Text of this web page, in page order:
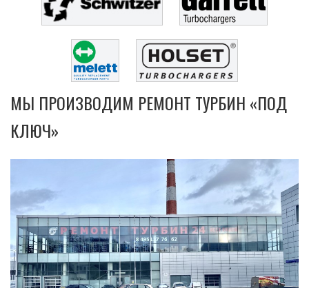
МЫ ПРОИЗВОДИМ РЕМОНТ ТУРБИН «ПОД
КЛЮЧ»